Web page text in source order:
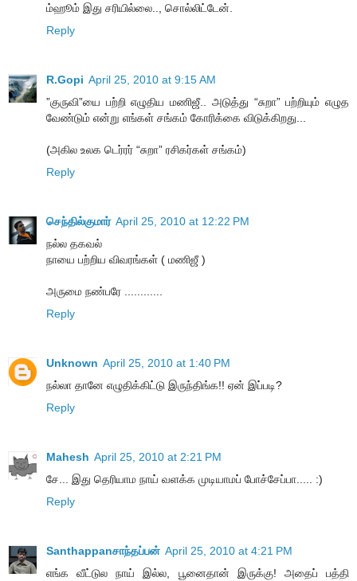
ம்ஹூம் இது சரியில்லை.., சொல்லிட்டேன்.
Reply
R.Gopi April 25, 2010 at 9:15 AM
”குருவி”யை பற்றி எழுதிய மணிஜீ.. அடுத்து “சுறா” பற்றியும் எழுத
வேண்டும் என்று எங்கள் சங்கம் கோரிக்கை விடுக்கிறது...
(அகில உலக டெர்ரர் “சுறா” ரசிகர்கள் சங்கம்)
Reply
செந்தில்குமார் April 25, 2010 at 12:22 PM
நல்ல தகவல்
நாயை பற்றிய விவரங்கள் ( மணிஜீ )
அருமை நண்பரே ............
Reply
Unknown April 25, 2010 at 1:40 PM
நல்லா தானே எழுதிக்கிட்டு இருந்திங்க!! ஏன் இப்படி?
Reply
Mahesh April 25, 2010 at 2:21 PM
சே... இது தெரியாம நாய் வளக்க முடியாமப் போச்சேப்பா..... :)
Reply
Santhappanசாந்தப்பன் April 25, 2010 at 4:21 PM
எங்க வீட்டுல நாய் இல்ல, பூனைதான் இருக்கு! அதைப் பத்தி